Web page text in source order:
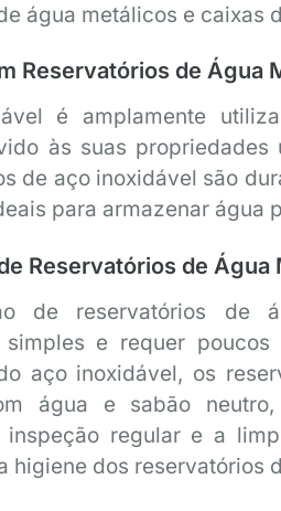
água metálicos e caixas
Reservatórios de Água
é amplamente
às suas propriedades
de aço inoxidável são
para armazenar água
Reservatórios de
de reservatórios de
simples e requer
aço inoxidável, os
água e sabão
inspeção regular e a
higiene dos reservatórios